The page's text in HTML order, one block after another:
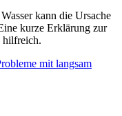
kann die Ursache
kurze Erklärung zur
hilfreich.
mit langsam